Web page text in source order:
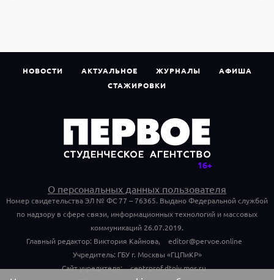
НОВОСТИ АКТУАЛЬНОЕ ЖУРНАЛЫ
АФИША
СТАЖИРОВКИ
О персональных данных пользователя
Номер свидетельства ЭЛ № ФС 77 – 76365. Выдано Федеральной службой
по надзору в сфере связи, информационных технологий и массовых
коммуникаций 26.07.2019.
Главный редактор: Виктория Кайнова,
editor@pervoe.online
Учредитель: ГБУ г. Москвы «ГЦПиКР»
Сайт учредителя:
centrprof.dtoiv.mos.ru